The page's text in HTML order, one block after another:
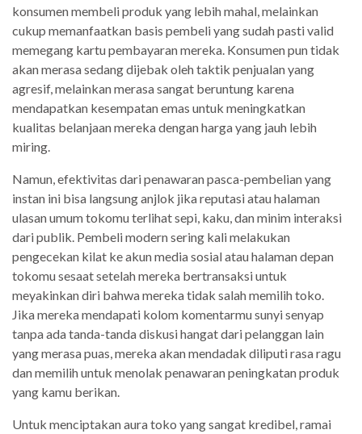
konsumen membeli produk yang lebih mahal, melainkan
cukup memanfaatkan basis pembeli yang sudah pasti valid
memegang kartu pembayaran mereka. Konsumen pun tidak
akan merasa sedang dijebak oleh taktik penjualan yang
agresif, melainkan merasa sangat beruntung karena
mendapatkan kesempatan emas untuk meningkatkan
kualitas belanjaan mereka dengan harga yang jauh lebih
miring.
Namun, efektivitas dari penawaran pasca-pembelian yang
instan ini bisa langsung anjlok jika reputasi atau halaman
ulasan umum tokomu terlihat sepi, kaku, dan minim interaksi
dari publik. Pembeli modern sering kali melakukan
pengecekan kilat ke akun media sosial atau halaman depan
tokomu sesaat setelah mereka bertransaksi untuk
meyakinkan diri bahwa mereka tidak salah memilih toko.
Jika mereka mendapati kolom komentarmu sunyi senyap
tanpa ada tanda-tanda diskusi hangat dari pelanggan lain
yang merasa puas, mereka akan mendadak diliputi rasa ragu
dan memilih untuk menolak penawaran peningkatan produk
yang kamu berikan.
Untuk menciptakan aura toko yang sangat kredibel, ramai